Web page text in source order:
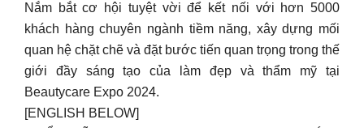
Nắm bắt cơ hội tuyệt vời để kết nối với hơn 5000
khách hàng chuyên ngành tiềm năng, xây dựng mối
quan hệ chặt chẽ và đặt bước tiến quan trọng trong thế
giới đầy sáng tạo của làm đẹp và thẩm mỹ tại
Beautycare Expo 2024.
[ENGLISH BELOW]